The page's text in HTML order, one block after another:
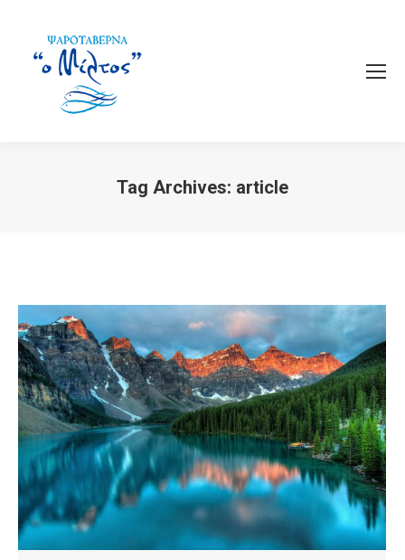
Tag Archives: article